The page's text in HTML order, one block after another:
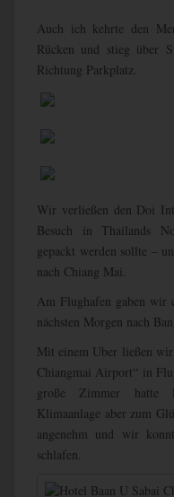
Auch ich kehrte den
Rücken und stieg über
Richtung Parkplatz.
Wir verließen den Doi
Besuch in Thailands
gepackt werden sollte –
nach Chiang Mai.
Am Flughafen gaben wir
nächsten Morgen nach
Mit einem Uber ließen wir
Chiangmai Airport“ in
große Zimmer hatte
Klimaanlage aber zum
angenehm und wir
schlafen.